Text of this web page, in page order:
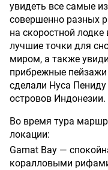
увидеть все самые
совершенно разных
на скоростной лодке
лучшие точки для
миром, а также
прибрежные
сделали Нуса
островов Индонезии.
Во время тура
локации:
Gamat Bay —
коралловыми